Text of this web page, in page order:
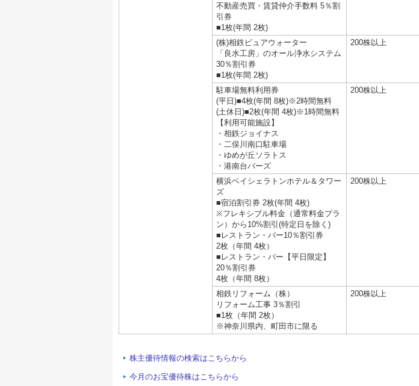
不動産売買・賃貸仲介手数料 5％割
引券
■1枚(年間 2枚)
(株)相鉄ピュアウォーター
「良水工房」のオール浄水システム
30％割引券
■1枚(年間 2枚)
200株以上
駐車場無料利用券
(平日)■4枚(年間 8枚)※2時間無料
(土休日)■2枚(年間 4枚)※1時間無料
【利用可能施設】
・相鉄ジョイナス
・二俣川南口駐車場
・ゆめが丘ソラトス
・港南台バーズ
200株以上
横浜ベイシェラトンホテル＆タワー
ズ
■宿泊割引券 2枚(年間 4枚)
※フレキシブル料金（通常料金プラ
ン）から10%割引(特定日を除く)
■レストラン・バー10％割引券
2枚（年間 4枚）
■レストラン・バー【平日限定】
20％割引券
4枚（年間 8枚）
200株以上
相鉄リフォーム（株）
リフォーム工事 3％割引
■1枚（年間 2枚）
※神奈川県内、町田市に限る
200株以上
株主優待情報の検索はこちらから
今月のお宝優待株はこちらから